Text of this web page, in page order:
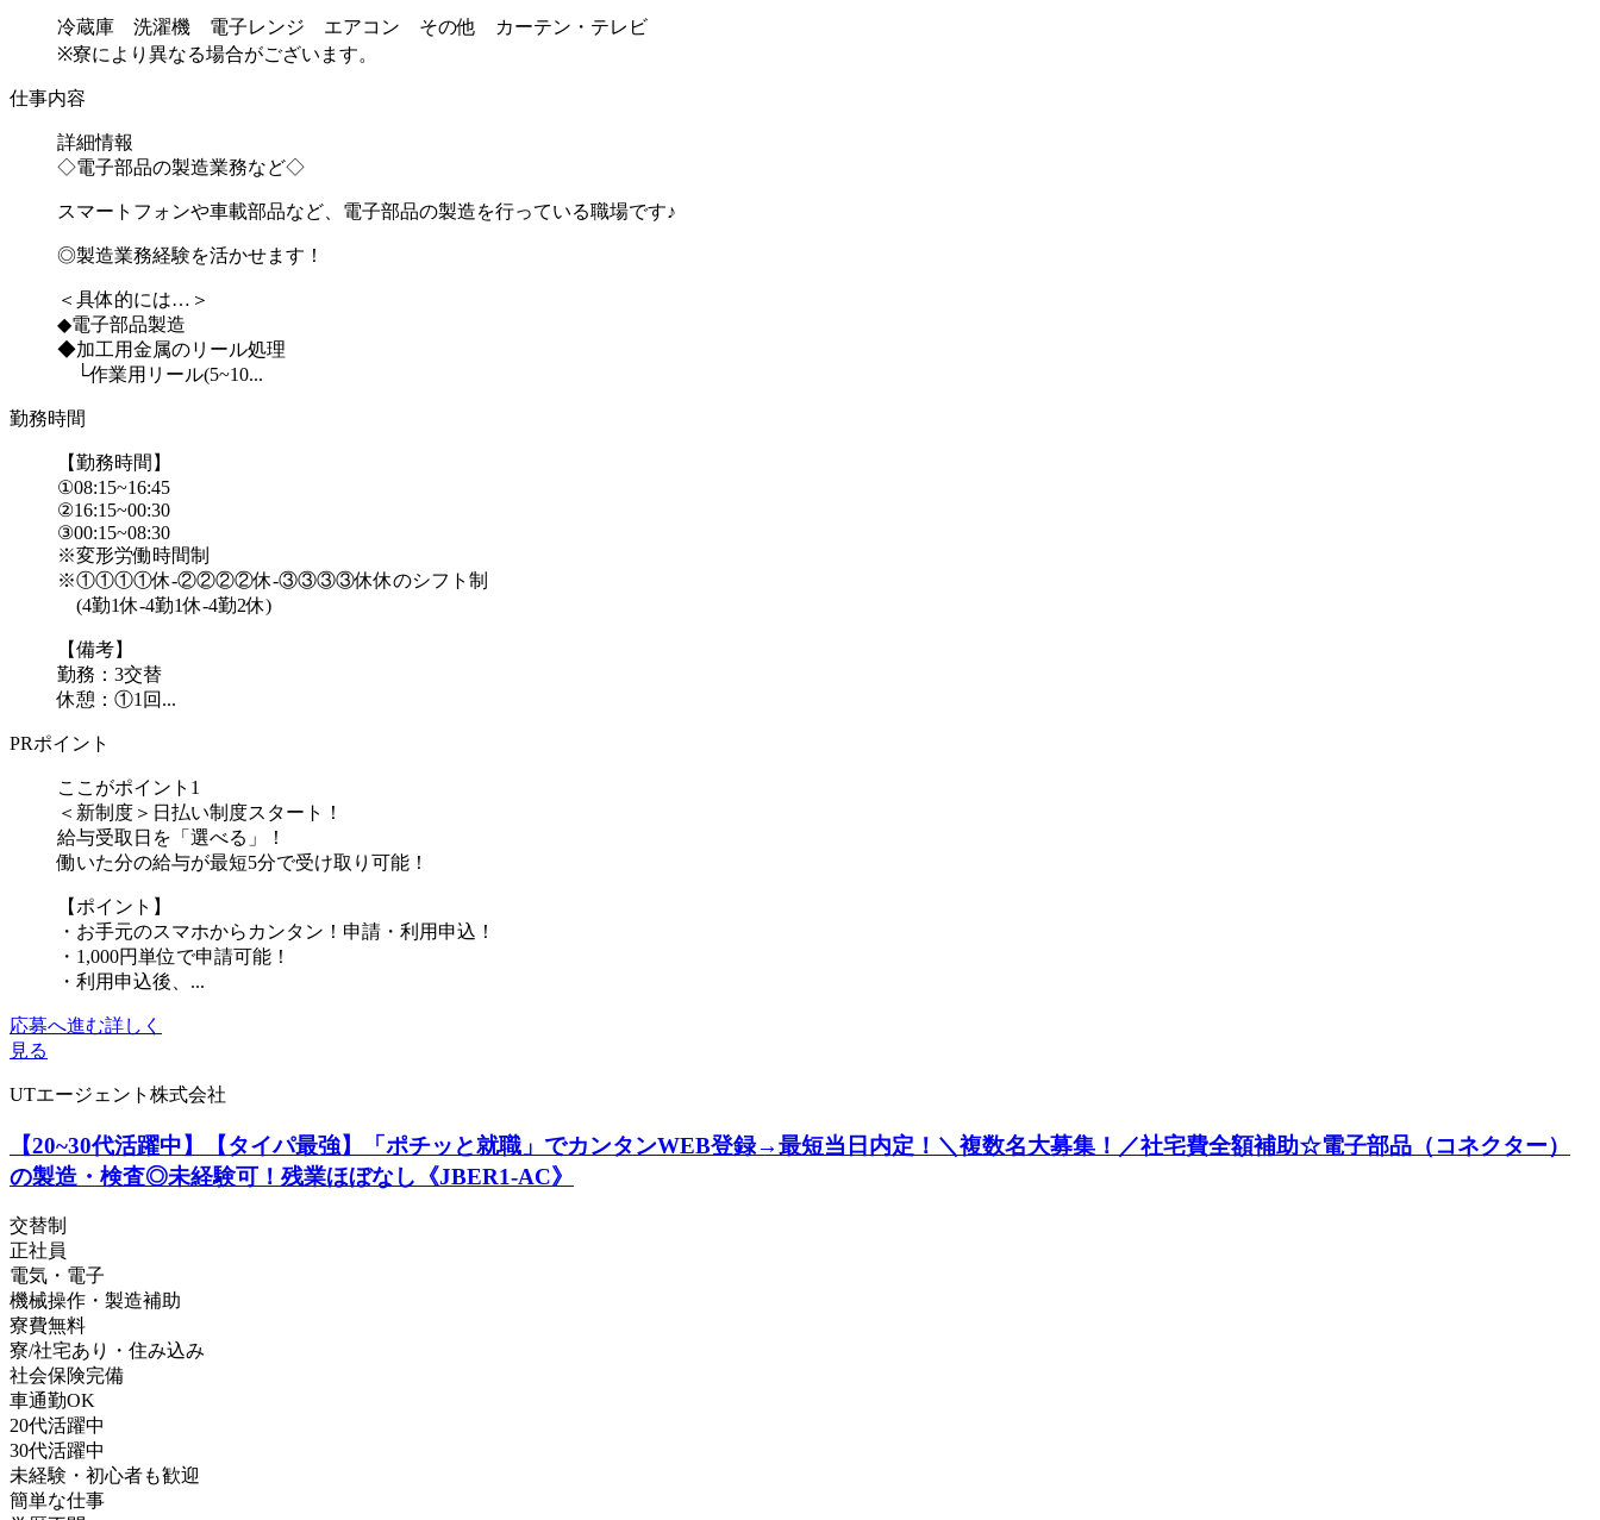
冷蔵庫 洗濯機 電子レンジ エアコン その他 カーテン・テレビ
※寮により異なる場合がございます。
仕事内容
詳細情報
◇電子部品の製造業務など◇
スマートフォンや車載部品など、電子部品の製造を行っている職場です♪
◎製造業務経験を活かせます！
＜具体的には…＞
◆電子部品製造
◆加工用金属のリール処理
└作業用リール(5~10...
勤務時間
【勤務時間】
①08:15~16:45
②16:15~00:30
③00:15~08:30
※変形労働時間制
※①①①①休-②②②②休-③③③③休休のシフト制
(4勤1休-4勤1休-4勤2休)
【備考】
勤務：3交替
休憩：①1回...
PRポイント
ここがポイント1
＜新制度＞日払い制度スタート！
給与受取日を「選べる」！
働いた分の給与が最短5分で受け取り可能！
【ポイント】
・お手元のスマホからカンタン！申請・利用申込！
・1,000円単位で申請可能！
・利用申込後、...
応募へ進む詳しく
見る
UTエージェント株式会社
【20~30代活躍中】【タイパ最強】「ポチッと就職」でカンタンWEB登録→最短当日内定！＼複数名大募集！／社宅費全額補助☆電子部品（コネクター）
の製造・検査◎未経験可！残業ほぼなし《JBER1-AC》
交替制
正社員
電気・電子
機械操作・製造補助
寮費無料
寮/社宅あり・住み込み
社会保険完備
車通勤OK
20代活躍中
30代活躍中
未経験・初心者も歓迎
簡単な仕事